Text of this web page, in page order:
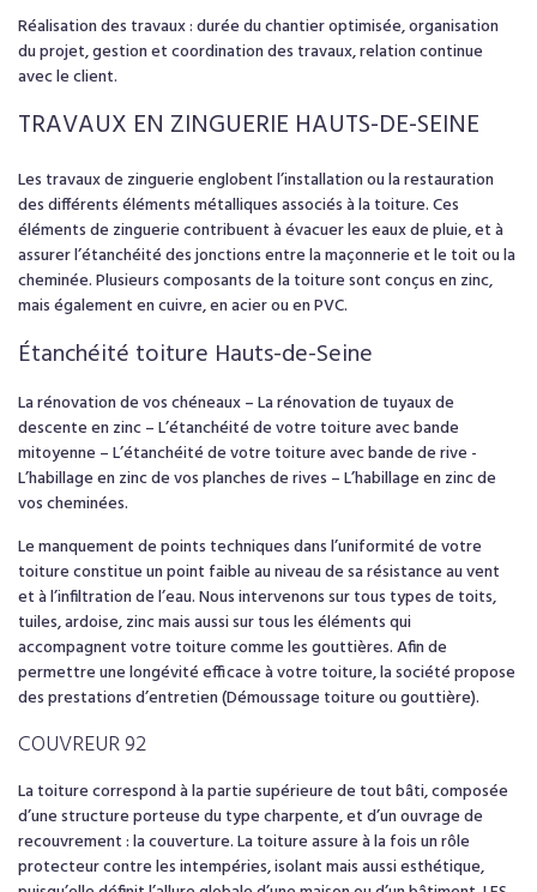
Réalisation des travaux : durée du chantier optimisée, organisation
du projet, gestion et coordination des travaux, relation continue
avec le client.
TRAVAUX EN ZINGUERIE HAUTS-DE-SEINE
Les travaux de zinguerie englobent l’installation ou la restauration
des différents éléments métalliques associés à la toiture. Ces
éléments de zinguerie contribuent à évacuer les eaux de pluie, et à
assurer l’étanchéité des jonctions entre la maçonnerie et le toit ou la
cheminée. Plusieurs composants de la toiture sont conçus en zinc,
mais également en cuivre, en acier ou en PVC.
Étanchéité toiture Hauts-de-Seine
La rénovation de vos chéneaux – La rénovation de tuyaux de
descente en zinc – L’étanchéité de votre toiture avec bande
mitoyenne – L’étanchéité de votre toiture avec bande de rive -
L’habillage en zinc de vos planches de rives – L’habillage en zinc de
vos cheminées.
Le manquement de points techniques dans l’uniformité de votre
toiture constitue un point faible au niveau de sa résistance au vent
et à l’infiltration de l’eau. Nous intervenons sur tous types de toits,
tuiles, ardoise, zinc mais aussi sur tous les éléments qui
accompagnent votre toiture comme les gouttières. Afin de
permettre une longévité efficace à votre toiture, la société propose
des prestations d’entretien (Démoussage toiture ou gouttière).
COUVREUR 92
La toiture correspond à la partie supérieure de tout bâti, composée
d’une structure porteuse du type charpente, et d’un ouvrage de
recouvrement : la couverture. La toiture assure à la fois un rôle
protecteur contre les intempéries, isolant mais aussi esthétique,